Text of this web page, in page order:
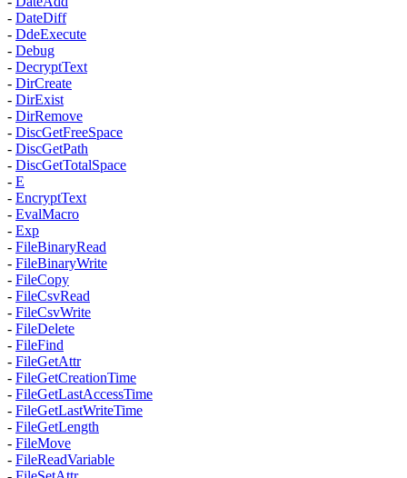
- DateDiff
- DdeExecute
- Debug
- DecryptText
- DirCreate
- DirExist
- DirRemove
- DiscGetFreeSpace
- DiscGetPath
- DiscGetTotalSpace
- E
- EncryptText
- EvalMacro
- Exp
- FileBinaryRead
- FileBinaryWrite
- FileCopy
- FileCsvRead
- FileCsvWrite
- FileDelete
- FileFind
- FileGetAttr
- FileGetCreationTime
- FileGetLastAccessTime
- FileGetLastWriteTime
- FileGetLength
- FileMove
- FileReadVariable